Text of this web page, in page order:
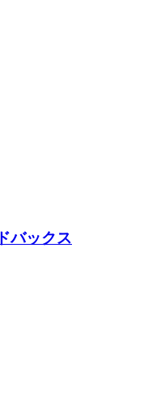
バックス